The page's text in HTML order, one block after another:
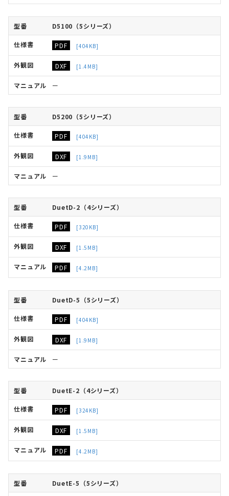
D5100（5シリーズ）
PDF [404KB]
DXF [1.4MB]
ー
D5200（5シリーズ）
PDF [404KB]
DXF [1.9MB]
ー
DuetD-2（4シリーズ）
PDF [320KB]
DXF [1.5MB]
PDF [4.2MB]
DuetD-5（5シリーズ）
PDF [404KB]
DXF [1.9MB]
ー
DuetE-2（4シリーズ）
PDF [324KB]
DXF [1.5MB]
PDF [4.2MB]
DuetE-5（5シリーズ）